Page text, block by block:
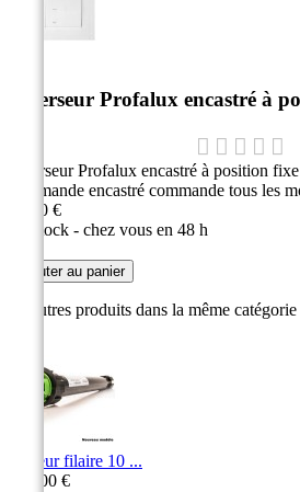
Inverseur Profalux encastré à
Inverseur Profalux encastré à position
commande encastré commande tous les
20,60 €
En stock - chez vous en 48 h
Ajouter au panier
16 autres produits dans la même catégorie
Moteur filaire 10 ...
335,00 €